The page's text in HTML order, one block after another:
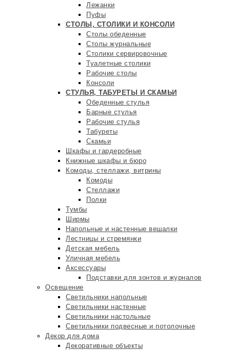
Лежанки
Пуфы
СТОЛЫ, СТОЛИКИ И КОНСОЛИ
Столы обеденные
Столы журнальные
Столики сервировочные
Туалетные столики
Рабочие столы
Консоли
СТУЛЬЯ, ТАБУРЕТЫ И СКАМЬИ
Обеденные стулья
Барные стулья
Рабочие стулья
Табуреты
Скамьи
Шкафы и гардеробные
Книжные шкафы и бюро
Комоды, стеллажи, витрины
Комоды
Стеллажи
Полки
Тумбы
Ширмы
Напольные и настенные вешалки
Лестницы и стремянки
Детская мебель
Уличная мебель
Аксессуары
Подставки для зонтов и журналов
Освещение
Светильники напольные
Светильники настенные
Светильники настольные
Светильники подвесные и потолочные
Декор для дома
Декоративные объекты